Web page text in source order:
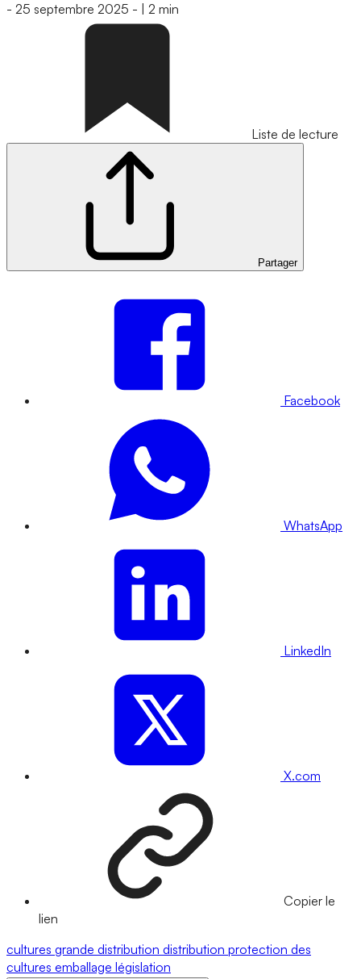
- 25 septembre 2025 - 2 min
Liste de lecture
Partager
Facebook
WhatsApp
LinkedIn
X.com
Copier le
lien
cultures grande distribution distribution protection des
cultures emballage législation